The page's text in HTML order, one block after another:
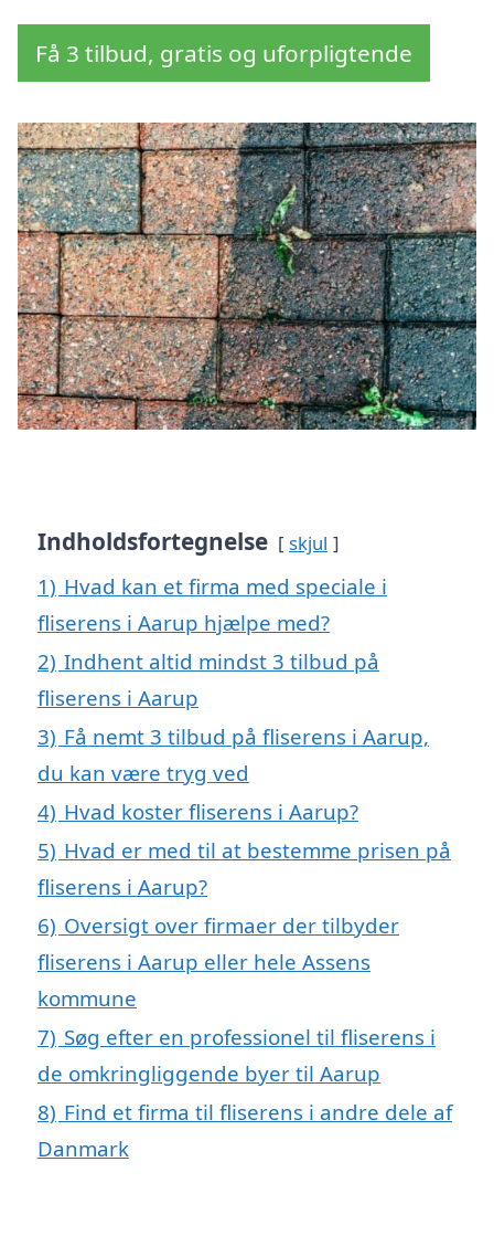
Få 3 tilbud, gratis og uforpligtende
Indholdsfortegnelse skjul
1) Hvad kan et firma med speciale i
fliserens i Aarup hjælpe med?
2) Indhent altid mindst 3 tilbud på
fliserens i Aarup
3) Få nemt 3 tilbud på fliserens i Aarup,
du kan være tryg ved
4) Hvad koster fliserens i Aarup?
5) Hvad er med til at bestemme prisen på
fliserens i Aarup?
6) Oversigt over firmaer der tilbyder
fliserens i Aarup eller hele Assens
kommune
7) Søg efter en professionel til fliserens i
de omkringliggende byer til Aarup
8) Find et firma til fliserens i andre dele af
Danmark